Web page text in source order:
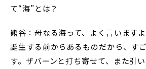
て“海”とは？
熊谷：母なる海って、よく言います
誕生する前からあるものだから、す
す。ザバーンと打ち寄せて、また引